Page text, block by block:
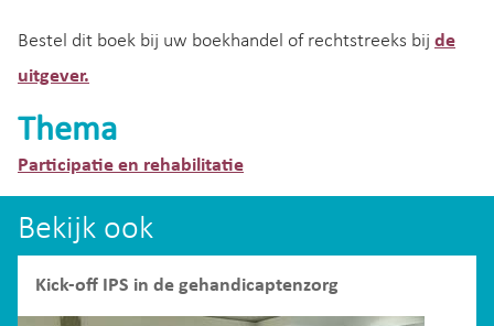
Bestel dit boek bij uw boekhandel of rechtstreeks bij de
uitgever.
Thema
Participatie en rehabilitatie
Bekijk ook
Kick-off IPS in de gehandicaptenzorg